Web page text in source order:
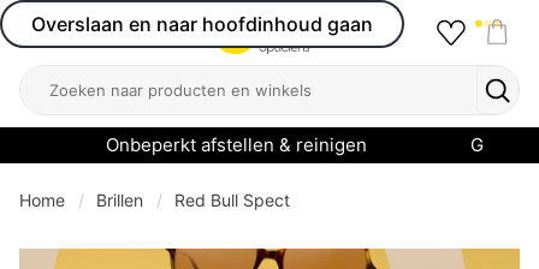
Overslaan en naar hoofdinhoud gaan
Open menu
Zoeken
Onbeperkt afstellen & reinigen
menu
Home Brillen Red Bull Spect